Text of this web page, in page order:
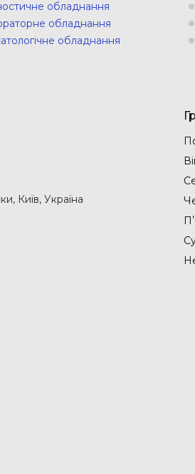
обладнання
обладнання
обладнання
Київ, Україна